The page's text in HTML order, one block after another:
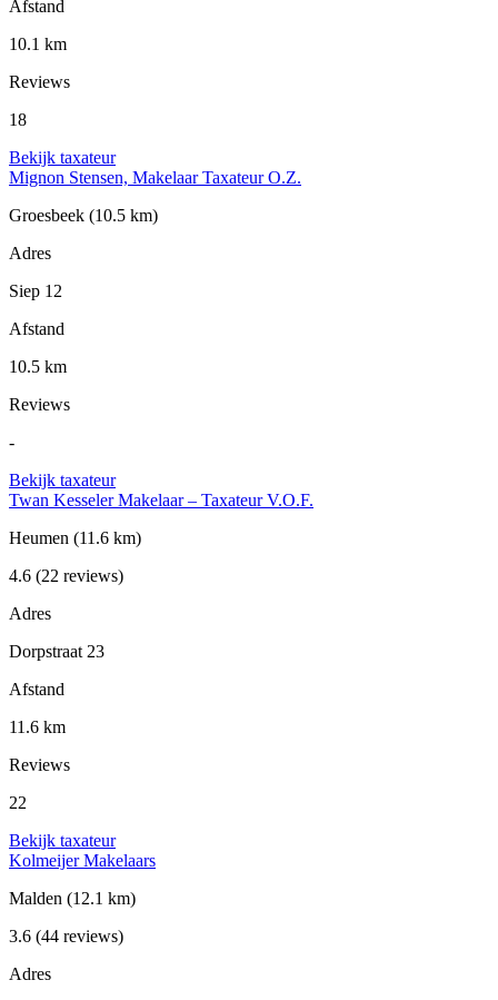
Afstand
10.1 km
Reviews
18
Bekijk taxateur
Mignon Stensen, Makelaar Taxateur O.Z.
Groesbeek (10.5 km)
Adres
Siep 12
Afstand
10.5 km
Reviews
-
Bekijk taxateur
Twan Kesseler Makelaar – Taxateur V.O.F.
Heumen (11.6 km)
4.6 (22 reviews)
Adres
Dorpstraat 23
Afstand
11.6 km
Reviews
22
Bekijk taxateur
Kolmeijer Makelaars
Malden (12.1 km)
3.6 (44 reviews)
Adres